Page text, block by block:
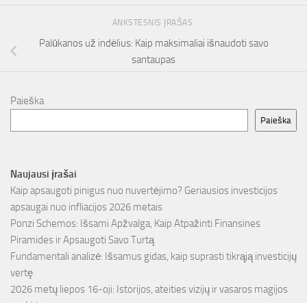
ANKSTESNIS ĮRAŠAS
Palūkanos už indėlius: Kaip maksimaliai išnaudoti savo
santaupas
Paieška
Paieška
Naujausi įrašai
Kaip apsaugoti pinigus nuo nuvertėjimo? Geriausios investicijos
apsaugai nuo infliacijos 2026 metais
Ponzi Schemos: Išsami Apžvalga, Kaip Atpažinti Finansines
Piramides ir Apsaugoti Savo Turtą
Fundamentali analizė: Išsamus gidas, kaip suprasti tikrąją investicijų
vertę
2026 metų liepos 16-oji: Istorijos, ateities vizijų ir vasaros magijos